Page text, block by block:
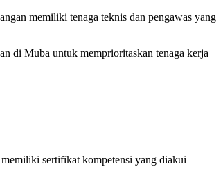
memiliki tenaga teknis dan pengawas yang
di Muba untuk memprioritaskan tenaga kerja
sertifikat kompetensi yang diakui